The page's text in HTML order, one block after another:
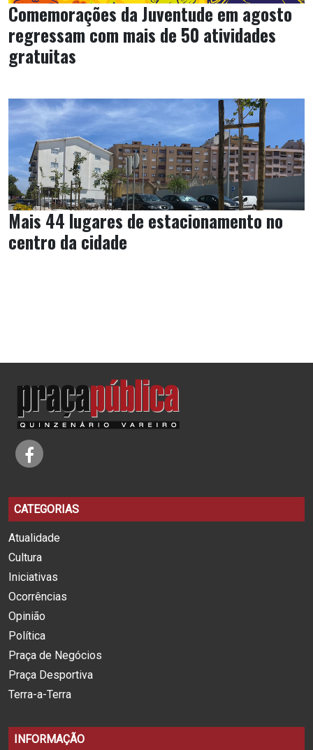
Comemorações da Juventude em agosto
regressam com mais de 50 atividades
gratuitas
Mais 44 lugares de estacionamento no
centro da cidade
CATEGORIAS
Atualidade
Cultura
Iniciativas
Ocorrências
Opinião
Política
Praça de Negócios
Praça Desportiva
Terra-a-Terra
INFORMAÇÃO